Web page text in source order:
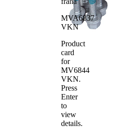
Numar
WVA
22170
Numar
Numar de
placute
MVA6837
VKN
Product
card
for
MV6844
VKN.
Press
Enter
to
view
details.